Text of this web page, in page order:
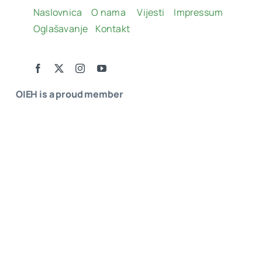
OIEH is a proud member
Naslovnica O nama Vijesti
Impressum
Oglašavanje
Kontakt